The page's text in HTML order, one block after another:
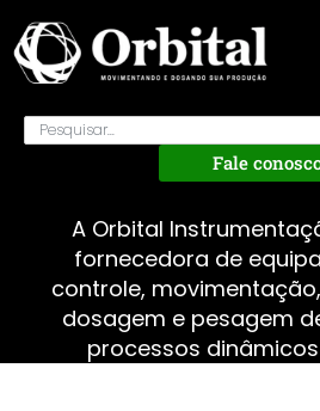
Fale
A Orbital
fornecedora de
controle,
dosagem e pesagem
processos